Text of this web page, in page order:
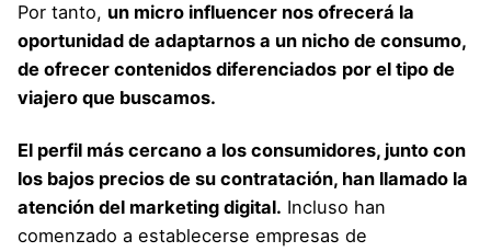
Por tanto, un micro influencer nos ofrecerá la
oportunidad de adaptarnos a un nicho de consumo,
de ofrecer contenidos diferenciados por el tipo de
viajero que buscamos.
El perfil más cercano a los consumidores, junto con
los bajos precios de su contratación, han llamado la
atención del marketing digital. Incluso han
comenzado a establecerse empresas de